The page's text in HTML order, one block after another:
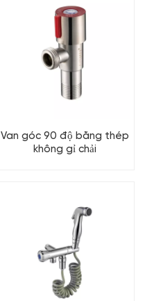
Van góc 90 độ bằng thép
không gỉ chải